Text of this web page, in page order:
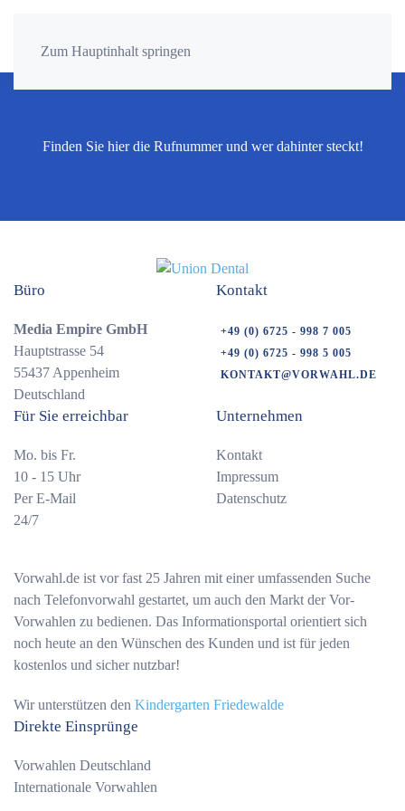
Zum Hauptinhalt springen
Finden Sie hier die Rufnummer und wer dahinter steckt!
Büro
Media Empire GmbH
Hauptstrasse 54
55437 Appenheim
Deutschland
Kontakt
+49 (0) 6725 - 998 7 005
+49 (0) 6725 - 998 5 005
KONTAKT@VORWAHL.DE
Für Sie erreichbar
Mo. bis Fr.
10 - 15 Uhr
Per E-Mail
24/7
Unternehmen
Kontakt
Impressum
Datenschutz
Vorwahl.de ist vor fast 25 Jahren mit einer umfassenden Suche
nach Telefonvorwahl gestartet, um auch den Markt der Vor-
Vorwahlen zu bedienen. Das Informationsportal orientiert sich
noch heute an den Wünschen des Kunden und ist für jeden
kostenlos und sicher nutzbar!
Wir unterstützen den Kindergarten Friedewalde
Direkte Einsprünge
Vorwahlen Deutschland
Internationale Vorwahlen